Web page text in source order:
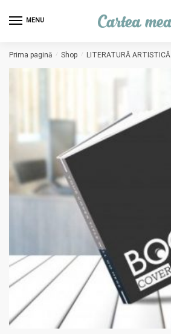
MENU
Prima pagină / Shop / LITERATURĂ ARTISTICĂ